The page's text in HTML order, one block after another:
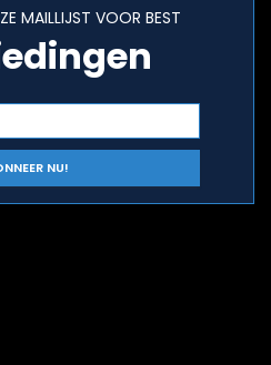
MAILLIJST VOOR BEST